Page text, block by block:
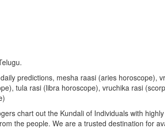
predictions, mesha raasi (aries
tula rasi (libra horoscope), vruchika rasi
chart out the Kundali of Individuals with
the people. We are a trusted destination for